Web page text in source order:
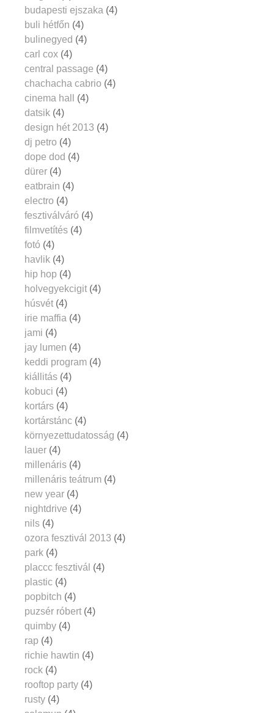
budapesti ejszaka (4)
buli hétfőn (4)
bulinegyed (4)
carl cox (4)
central passage (4)
chachacha cabrio (4)
cinema hall
(4)
datsik (4)
design hét 2013 (4)
dj petro (4)
dope dod (4)
dürer (4)
eatbrain (4)
electro (4)
fesztiválváró (4)
filmvetítés (4)
fotó (4)
havlik (4)
hip hop (4)
holvegyekcigit (4)
húsvét (4)
irie maffia (4)
jami (4)
jay lumen (4)
keddi program (4)
kiállitás (4)
kobuci (4)
kortárs (4)
kortárstánc (4)
környezettudatosság (4)
lauer (4)
millenáris (4)
millenáris teátrum (4)
new year (4)
nightdrive (4)
nils (4)
ozora fesztivál 2013 (4)
park (4)
placcc fesztivál (4)
plastic (4)
popbitch (4)
puzsér róbert (4)
quimby (4)
rap (4)
richie hawtin (4)
rock (4)
rooftop party (4)
rusty (4)